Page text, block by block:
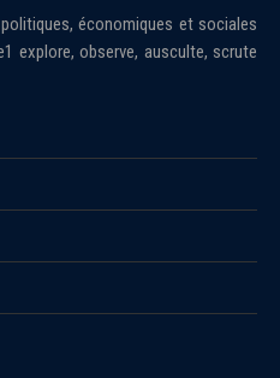
économiques et sociales
explore, observe, ausculte, scrute